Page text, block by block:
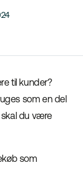
til kunder?
som en del
skal du være
som